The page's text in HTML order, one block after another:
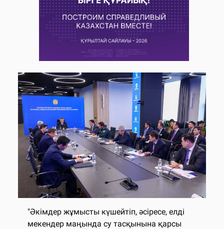
"Әкімдер жұмысты күшейтіп, әсіресе, елді
мекендер маңында су тасқынына қарсы